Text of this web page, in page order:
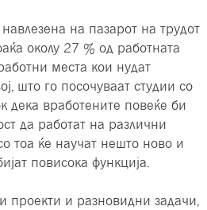
на пазарот на трудот
околу 27 % од работната
места кои нудат
што го посочуваат студии со
дека вработените повеќе би
да работат на различни
тоа ќе научат нешто ново и
повисока функција.
проекти и разновидни задачи,